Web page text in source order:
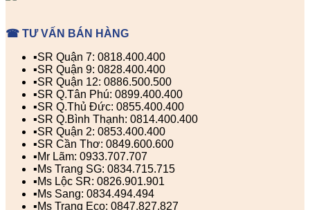
☎ TƯ VẤN BÁN HÀNG
▪️SR Quận 7: 0818.400.400
▪️SR Quận 9: 0828.400.400
▪️SR Quận 12: 0886.500.500
▪️SR Q.Tân Phú: 0899.400.400
▪️SR Q.Thủ Đức: 0855.400.400
▪️SR Q.Bình Thạnh: 0814.400.400
▪️SR Quận 2: 0853.400.400
▪️SR Cần Thơ: 0849.600.600
▪️Mr Lãm: 0933.707.707
▪️Ms Trang SG: 0834.715.715
▪️Ms Lộc SR: 0826.901.901
▪️Ms Sang: 0834.494.494
▪️Ms Trang Eco: 0847.827.827